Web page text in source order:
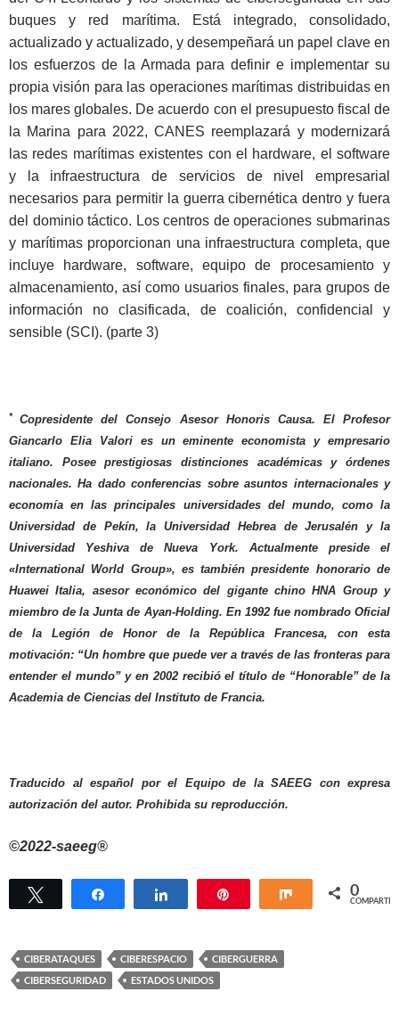
buques y red marítima. Está integrado, consolidado,
actualizado y actualizado, y desempeñará un papel clave en
los esfuerzos de la Armada para definir e implementar su
propia visión para las operaciones marítimas distribuidas en
los mares globales. De acuerdo con el presupuesto fiscal de
la Marina para 2022, CANES reemplazará y modernizará
las redes marítimas existentes con el hardware, el software
y la infraestructura de servicios de nivel empresarial
necesarios para permitir la guerra cibernética dentro y fuera
del dominio táctico. Los centros de operaciones submarinas
y marítimas proporcionan una infraestructura completa, que
incluye hardware, software, equipo de procesamiento y
almacenamiento, así como usuarios finales, para grupos de
información no clasificada, de coalición, confidencial y
sensible (SCI). (parte 3)
* Copresidente del Consejo Asesor Honoris Causa. El Profesor
Giancarlo Elia Valori es un eminente economista y empresario
italiano. Posee prestigiosas distinciones académicas y órdenes
nacionales. Ha dado conferencias sobre asuntos internacionales y
economía en las principales universidades del mundo, como la
Universidad de Pekín, la Universidad Hebrea de Jerusalén y la
Universidad Yeshiva de Nueva York. Actualmente preside el
«International World Group», es también presidente honorario de
Huawei Italia, asesor económico del gigante chino HNA Group y
miembro de la Junta de Ayan-Holding. En 1992 fue nombrado Oficial
de la Legión de Honor de la República Francesa, con esta
motivación: “Un hombre que puede ver a través de las fronteras para
entender el mundo” y en 2002 recibió el título de “Honorable” de la
Academia de Ciencias del Instituto de Francia.
Traducido al español por el Equipo de la SAEEG con expresa
autorización del autor. Prohibida su reproducción.
©2022-saeeg®
Twittear Compartir Compartir Compartir
0
COMPARTIR
CIBERATAQUES CIBERESPACIO
CIBERGUERRA
CIBERSEGURIDAD
ESTADOS UNIDOS